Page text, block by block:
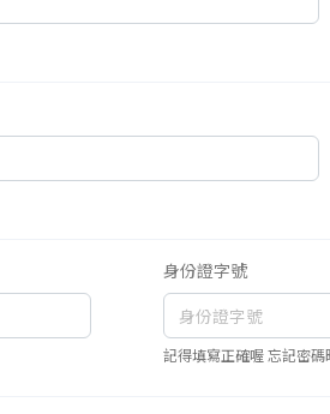
身份證字號
記得填寫正確喔 忘記密